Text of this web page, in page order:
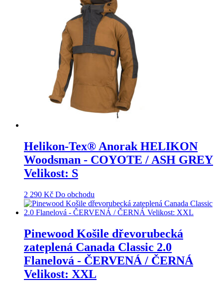
Helikon-Tex® Anorak HELIKON
Woodsman - COYOTE / ASH GREY
Velikost: S
2 290 Kč Do obchodu
Pinewood Košile dřevorubecká
zateplená Canada Classic 2.0
Flanelová - ČERVENÁ / ČERNÁ
Velikost: XXL